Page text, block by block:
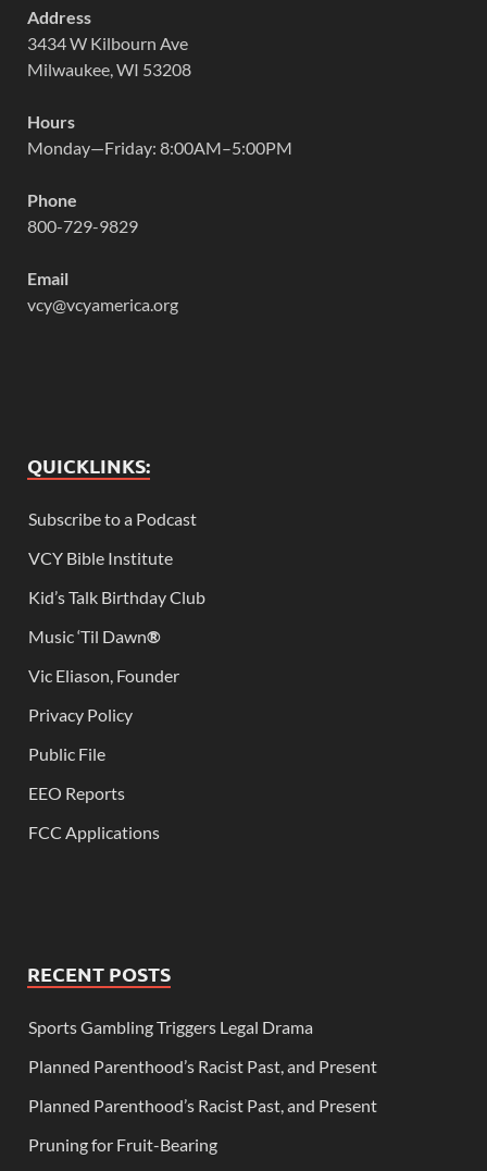
Address
3434 W Kilbourn Ave
Milwaukee, WI 53208
Hours
Monday—Friday: 8:00AM–5:00PM
Phone
800-729-9829
Email
vcy@vcyamerica.org
QUICKLINKS:
Subscribe to a Podcast
VCY Bible Institute
Kid’s Talk Birthday Club
Music ‘Til Dawn®
Vic Eliason, Founder
Privacy Policy
Public File
EEO Reports
FCC Applications
RECENT POSTS
Sports Gambling Triggers Legal Drama
Planned Parenthood’s Racist Past, and Present
Planned Parenthood’s Racist Past, and Present
Pruning for Fruit-Bearing